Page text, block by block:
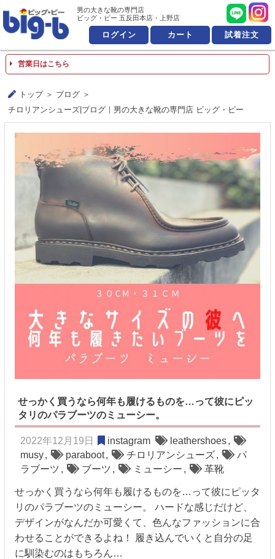
男の大きな靴の専門店 ビッ
男の大きな靴の専門店
ビッグ・ビー 五反田本店・上野店
ログイン カート 試着注文
営業日はこちら
トップ
ブログ
チロリアンシューズ|ブログ｜男の大きな靴の専門店 ビッグ・ビー
せっかく買うなら何年も履けるものを…って彼にピッ
タリのパラブーツのミューシー。
2022年12月19日 instagram leathershoes,
musy, paraboot, チロリアンシューズ,
パ
ラブーツ , ブーツ , ミューシー , 革靴
せっかく買うなら何年も履けるものを…って彼にピッタ
リのパラブーツのミューシー。 ハードな感じだけど、
デザインがなんだか可愛くて、色んなファッションに合
わせることができるよね！ 履き込んでいくと自分の足
に馴染むのはもちろん…